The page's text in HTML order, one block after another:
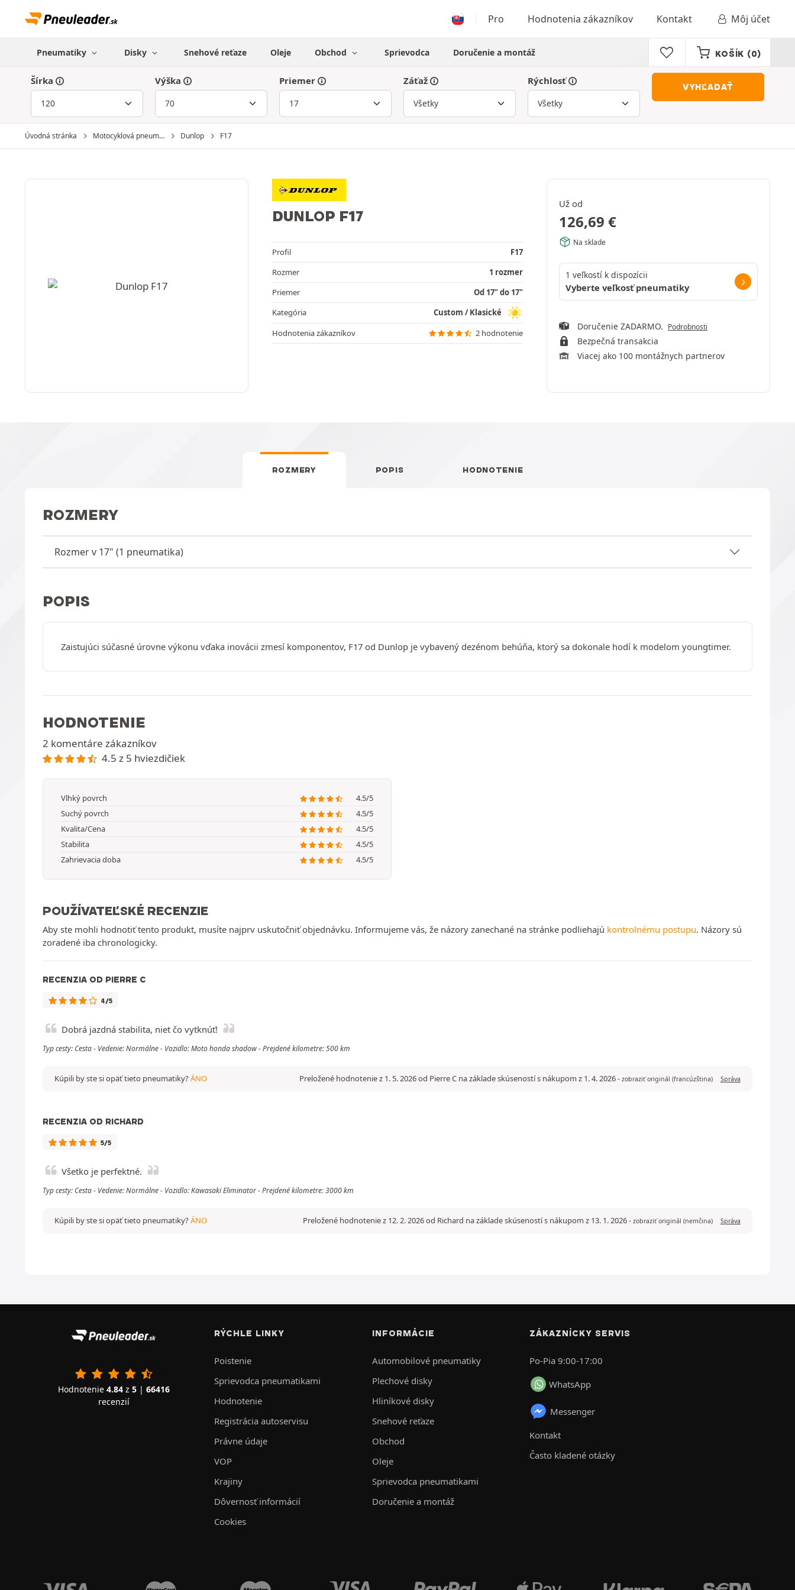
Pro Hodnotenia zákazníkov Kontakt Môj účet
Pneumatiky Disky Snehové reťaze Oleje Obchod Sprievodca Doručenie a montáž KOŠÍK (0)
Šírka Výška Priemer Záťaž Rýchlosť
VYHĽADAŤ
Úvodná stránka Motocyklová pneum... Dunlop F17
DUNLOP F17
Profil
F17
Rozmer
1 rozmer
Priemer
Od 17" do 17"
Kategória
Custom / Klasické
Hodnotenia zákazníkov
2 hodnotenie
Už od
126,69 €
Na sklade
1 veľkostí k dispozícii
Vyberte veľkosť pneumatiky
Doručenie ZADARMO. Podrobnosti
Bezpečná transakcia
Viacej ako 100 montážnych partnerov
ROZMERY POPIS HODNOTENIE
ROZMERY
Rozmer v 17" (1 pneumatika)
POPIS
Zaistujúci súčasné úrovne výkonu vďaka inovácii zmesí komponentov, F17 od Dunlop je vybavený dezénom behúňa, ktorý sa dokonale hodí k modelom youngtimer.
HODNOTENIE
2 komentáre zákazníkov
4.5 z 5 hviezdičiek
Vlhký povrch
4.5/5
Suchý povrch
4.5/5
Kvalita/Cena
4.5/5
Stabilita
4.5/5
Zahrievacia doba
4.5/5
POUŽÍVATEĽSKÉ RECENZIE
Aby ste mohli hodnotiť tento produkt, musíte najprv uskutočniť objednávku. Informujeme vás, že názory zanechané na stránke podliehajú kontrolnému postupu. Názory sú
zoradené iba chronologicky.
RECENZIA OD PIERRE C
4/5
Dobrá jazdná stabilita, niet čo vytknúť!
Typ cesty: Cesta - Vedenie: Normálne - Vozidlo: Moto honda shadow - Prejdené kilometre: 500 km
Preložené hodnotenie z 1. 5. 2026 od Pierre C na základe skúseností s nákupom z 1. 4. 2026- zobraziť originál (francúzština) Správa
Kúpili by ste si opäť tieto pneumatiky?ÁNO
RECENZIA OD RICHARD
5/5
Všetko je perfektné.
Typ cesty: Cesta - Vedenie: Normálne - Vozidlo: Kawasaki Eliminator - Prejdené kilometre: 3000 km
Preložené hodnotenie z 12. 2. 2026 od Richard na základe skúseností s nákupom z 13. 1. 2026- zobraziť originál (nemčina) Správa
Kúpili by ste si opäť tieto pneumatiky?ÁNO
Hodnotenie 4.84z 5| 66416
recenzií
RÝCHLE LINKY
Poistenie
Sprievodca pneumatikami
Hodnotenie
Registrácia autoservisu
Právne údaje
VOP
Krajiny
Dôvernosť informácií
Cookies
INFORMÁCIE
Automobilové pneumatiky
Plechové disky
Hliníkové disky
Snehové reťaze
Obchod
Oleje
Sprievodca pneumatikami
Doručenie a montáž
ZÁKAZNÍCKY SERVIS
Po-Pia 9:00-17:00
WhatsApp
Messenger
Kontakt
Často kladené otázky